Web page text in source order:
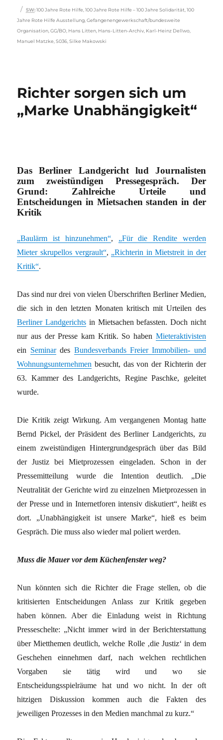
Schlagwörter
SW: 100 Jahre Rote Hilfe ,100 Jahre Rote Hilfe – 100 Jahre Solidarität ,100
Jahre Rote Hilfe Ausstellung ,Gefangenengewerkschaft/bundesweite
Organisation ,GG/BO Hans Litten Hans-Litten-Archiv Karl-Heinz Dellwo
Manuel Matzke ,S036 ,Silke Makowski
Richter sorgen sich um
„Marke Unabhängigkeit“
Das Berliner Landgericht lud Journalisten
zum zweistündigen Pressegespräch. Der
Grund: Zahlreiche Urteile und
Entscheidungen in Mietsachen standen in der
Kritik
„Baulärm ist hinzunehmen“, „Für die Rendite werden
Mieter skrupellos vergrault“, „Richterin in Mietstreit in der
Kritik“.
Das sind nur drei von vielen Überschriften Berliner Medien,
die sich in den letzten Monaten kritisch mit Urteilen des
Berliner Landgerichts in Mietsachen befassten. Doch nicht
nur aus der Presse kam Kritik. So haben Mieteraktivisten
ein Seminardes Bundesverbands Freier Immobilien- und
Wohnungsunternehmen besucht, das von der Richterin der
63. Kammer des Landgerichts, Regine Paschke, geleitet
wurde.
Die Kritik zeigt Wirkung. Am vergangenen Montag hatte
Bernd Pickel, der Präsident des Berliner Landgerichts, zu
einem zweistündigen Hintergrundgespräch über das Bild
der Justiz bei Mietprozessen eingeladen. Schon in der
Pressemitteilung wurde die Intention deutlich. „Die
Neutralität der Gerichte wird zu einzelnen Mietprozessen in
der Presse und in Internetforen intensiv diskutiert“, heißt es
dort. „Unabhängigkeit ist unsere Marke“, hieß es beim
Gespräch. Die muss also wieder mal poliert werden.
Muss die Mauer vor dem Küchenfenster weg?
Nun könnten sich die Richter die Frage stellen, ob die
kritisierten Entscheidungen Anlass zur Kritik gegeben
haben können. Aber die Einladung weist in Richtung
Presseschelte: „Nicht immer wird in der Berichterstattung
über Mietthemen deutlich, welche Rolle ‚die Justiz‘ in dem
Geschehen einnehmen darf, nach welchen rechtlichen
Vorgaben sie tätig wird und wo sie
Entscheidungsspielräume hat und wo nicht. In der oft
hitzigen Diskussion kommen auch die Fakten des
jeweiligen Prozesses in den Medien manchmal zu kurz.“